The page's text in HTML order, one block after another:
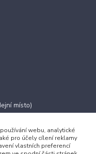
místo)
webu, analytické
pro účely cílení reklamy
vlastních preferencí